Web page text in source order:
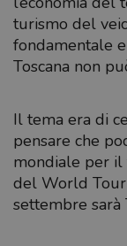
turismo del
fondamentale
Toscana non
Il tema era di
pensare che
mondiale per il
del World
settembre sarà